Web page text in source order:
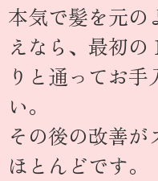
本気で髪を元の
えなら、最初
りと通ってお
い。
その後の改善
ほとんどです。